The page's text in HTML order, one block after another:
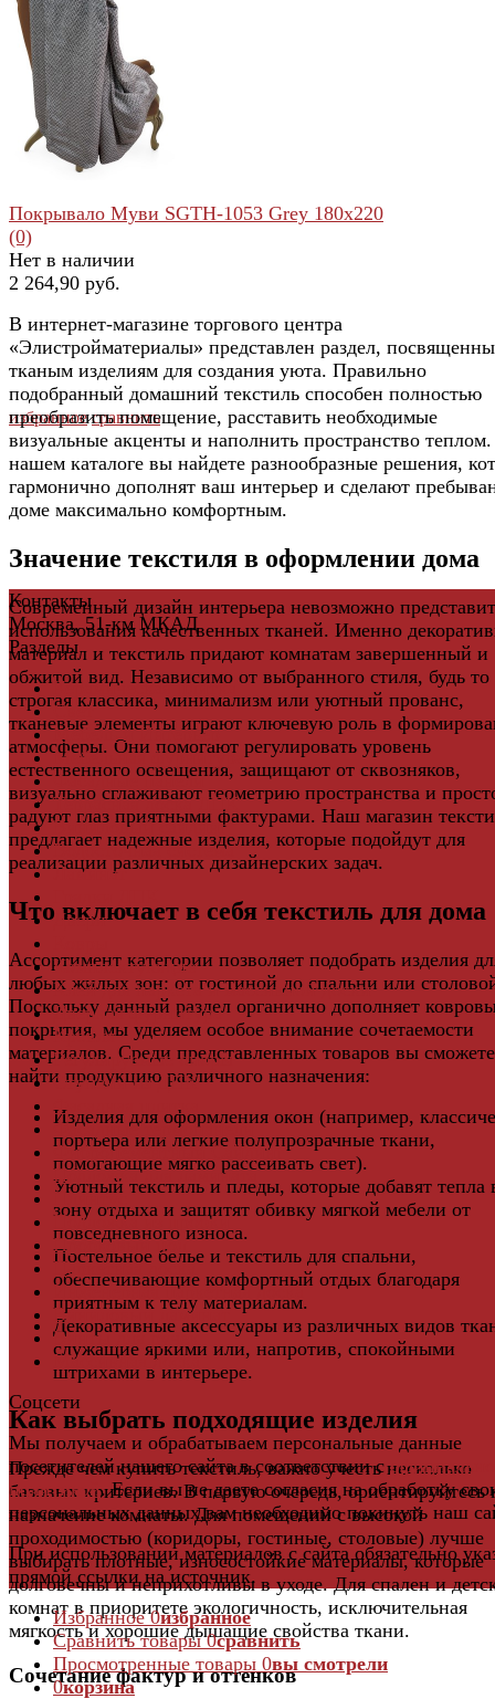
избранное сравнить
избранное сравнить
Покрывало Муви SGTH-1053 Grey 180x220
(0)
Нет в наличии
2 264,90 руб.
В интернет-магазине торгового центра
«Элистройматериалы» представлен раздел,
тканым изделиям для создания уюта. Правильно
подобранный домашний текстиль способен полностью
преобразить помещение, расставить необходимые
визуальные акценты и наполнить пространство
нашем каталоге вы найдете разнообразные решения,
гармонично дополнят ваш интерьер и сделают
доме максимально комфортным.
Значение текстиля в оформлении дома
Современный дизайн интерьера невозможно
использования качественных тканей. Именно
материал и текстиль придают комнатам завершенный и
обжитой вид. Независимо от выбранного стиля, будь то
строгая классика, минимализм или уютный прованс,
тканевые элементы играют ключевую роль в
атмосферы. Они помогают регулировать уровень
естественного освещения, защищают от сквозняков,
визуально сглаживают геометрию пространства и
радуют глаз приятными фактурами. Наш магазин
предлагает надежные изделия, которые подойдут для
реализации различных дизайнерских задач.
Что включает в себя текстиль для дома
Ассортимент категории позволяет подобрать изделия
любых жилых зон: от гостиной до спальни или
Поскольку данный раздел органично дополняет
покрытия, мы уделяем особое внимание сочетаемости
материалов. Среди представленных товаров вы сможете
найти продукцию различного назначения:
Изделия для оформления окон (например,
портьера или легкие полупрозрачные ткани,
помогающие мягко рассеивать свет).
Уютный текстиль и пледы, которые добавят тепла
зону отдыха и защитят обивку мягкой мебели от
повседневного износа.
Постельное белье и текстиль для спальни,
обеспечивающие комфортный отдых благодаря
приятным к телу материалам.
Декоративные аксессуары из различных видов
служащие яркими или, напротив, спокойными
штрихами в интерьере.
Как выбрать подходящие изделия
Прежде чем купить текстиль, важно учесть несколько
базовых критериев. В первую очередь, ориентируйтесь
назначение комнаты. Для помещений с высокой
проходимостью (коридоры, гостиные, столовые) лучше
выбирать плотные, износостойкие материалы, которые
долговечны и неприхотливы в уходе. Для спален и
комнат в приоритете экологичность, исключительная
мягкость и хорошие дышащие свойства ткани.
Сочетание фактур и оттенков
Контакты
Москва, 51-км МКАД
Разделы
Керамическая плитка
Свет
Мебель и Интерьер
Мебельная фурнитура
Фасадные панели
Террасная доска ДПК
Виниловый сайдинг
Водосточная система
Ламинат
Двери
Комплектующие
Клей для паркета и массивной доски
Дверная фурнитура
Кровля
Регулируемые опоры
Ступени из ДПК
Фасадная плитка
Фасадные термопанели
Фиброцементный Сайдинг
Подложка для ламината
Плинтус
Подложка из пробки
Пробковый пол
Паркетная доска
Инженерная паркетная доска
Виниловый ламинат
Винты для ручек
Массивная доска
Соцсети
Мы получаем и обрабатываем персональные данные
посетителей нашего сайта в соответствии с
политикой. Если вы не даете согласия на обработку
персональных данных,вам необходимо покинуть наш
При использовании материалов с сайта обязательно
прямой ссылки на источник.
Избранное 0избранное
Сравнить товары 0сравнить
Просмотренные товары 0вы смотрели
0корзина